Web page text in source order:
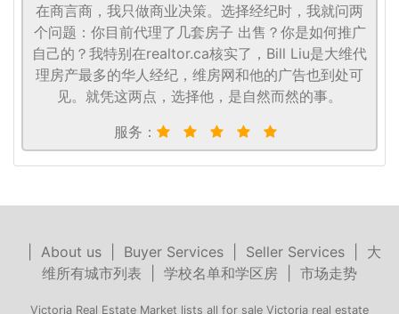
在商言商，我只做商业决策。选择经纪时，我就问两
个问题：你目前代理了几套房子 出售？你是如何推广
自己的？我特别在realtor.ca核实了，Bill Liu是大维代
理房产最多的华人经纪，维房网和他的广告也到处可
见。就凭这两点，选择他，是自然而然的事。
服务：
About us| Buyer Services| Seller Services| 大
维所有城市列表
学校名单和学区房 市场走势
Victoria Real Estate Market lists all for sale Victoria real estate